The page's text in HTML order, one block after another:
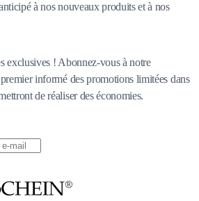
à nos nouveaux produits et à nos
exclusives ! Abonnez-vous à notre
informé des promotions limitées dans
de réaliser des économies.